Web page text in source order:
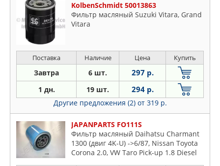
KolbenSchmidt 50013863
Фильтр масляный Suzuki Vitara, Grand
Vitara
Поставка Наличие Цена Купить
Завтра 6 шт. 297 р.
1 дн. 19 шт. 294 р.
Другие предложения (2) от 319 р.
JAPANPARTS FO111S
Фильтр масляный Daihatsu Charmant
1300 (двиг 4K-U) ->6/87, Nissan Toyota
Corona 2.0, VW Taro Pick-up 1.8 Diesel